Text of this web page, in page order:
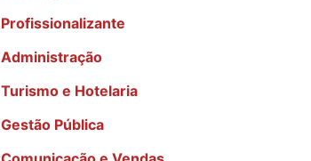
Profissionalizante
Administração
Turismo e Hotelaria
Gestão Pública